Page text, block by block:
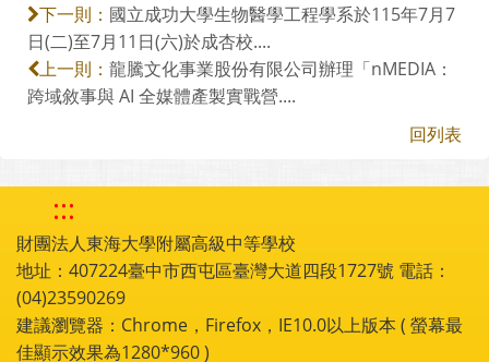
下一則： 國立成功大學生物醫學工程學系於115年7月7
日(二)至7月11日(六)於成杏校....
上一則： 龍騰文化事業股份有限公司辦理「nMEDIA：
跨域敘事與 AI 全媒體產製實戰營....
回列表
:::
財團法人東海大學附屬高級中等學校
地址：407224臺中市西屯區臺灣大道四段1727號 電話：
(04)23590269
建議瀏覽器：Chrome，Firefox，IE10.0以上版本 ( 螢幕最
佳顯示效果為1280*960 )